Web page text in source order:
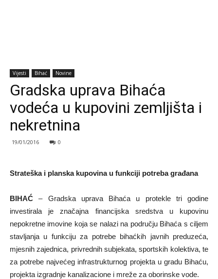
Vijesti Bihać Novine
Gradska uprava Bihaća
vodeća u kupovini zemljišta i
nekretnina
19/01/2016 0
Strateška i planska kupovina u funkciji potreba građana
BIHAĆ – Gradska uprava Bihaća u protekle tri godine
investirala je značajna financijska sredstva u kupovinu
nepokretne imovine koja se nalazi na području Bihaća s ciljem
stavljanja u funkciju za potrebe bihaćkih javnih preduzeća,
mjesnih zajednica, privrednih subjekata, sportskih kolektiva, te
za potrebe najvećeg infrastrukturnog projekta u gradu Bihaću,
projekta izgradnje kanalizacione i mreže za oborinske vode.